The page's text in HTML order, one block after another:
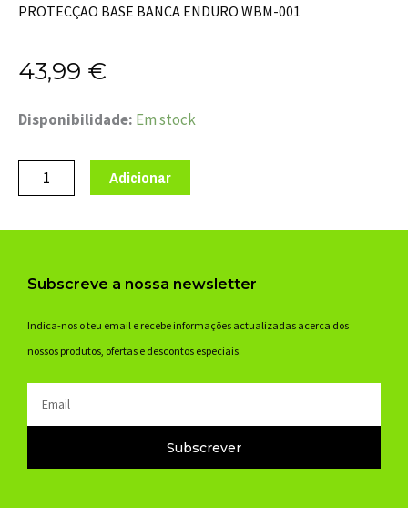
PROTECÇAO BASE BANCA ENDURO WBM-001
43,99 €
Disponibilidade: Em stock
Quantidade
PROTECÇÃO
BASE
Adicionar
Subscreve a nossa newsletter
Indica-nos o teu email e recebe informações actualizadas acerca dos
nossos produtos, ofertas e descontos especiais.
Subscrever